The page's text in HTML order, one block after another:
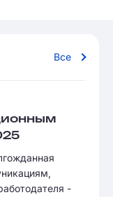
Все
-